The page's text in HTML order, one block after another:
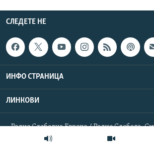
СЛЕДЕТЕ НЕ
ИНФО СТРАНИЦА
ЛИНКОВИ
Радио Слободна Европа / Радио Слобода.
резервирани